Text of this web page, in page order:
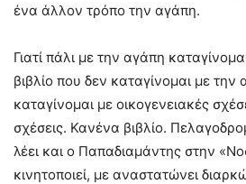
ένα άλλον τρόπο την αγάπη.
Γιατί πάλι με την αγάπη
βιβλίο που δεν καταγίνομαι με
καταγίνομαι με οικογενειακές
σχέσεις. Κανένα βιβλίο.
λέει και ο Παπαδιαμάντης στην
κινητοποιεί, με αναστατώνει